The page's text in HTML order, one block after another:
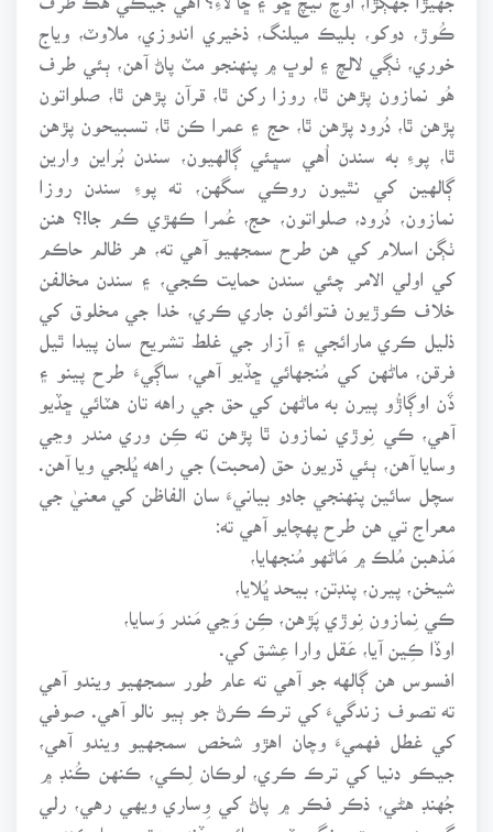
ڪُوڙ، دوکو، بليڪ ميلنگ، ذخيري اندوزي، ملاوٽ، وياج
خوري، ٺڳي لالچ ۽ لوڀ ۾ پنهنجو مٽ پاڻ آهن، ٻئي طرف
هُو نمازون پڙهن ٿا، روزا رکن ٿا، قرآن پڙهن ٿا، صلواتون
پڙهن ٿا، دُرود پڙهن ٿا، حج ۽ عمرا ڪن ٿا، تسبيحون پڙهن
ٿا، پوءِ به سندن اُهي سڀئي ڳالهيون، سندن بُراين وارين
ڳالهين کي نٿيون روڪي سگهن، ته پوءِ سندن روزا
نمازون، دُرود، صلواتون، حج، عُمرا ڪهڙي ڪم جا!؟ هنن
ٺڳن اسلام کي هن طرح سمجهيو آهي ته، هر ظالم حاڪم
کي اولي الامر چئي سندن حمايت ڪجي، ۽ سندن مخالفن
خلاف ڪوڙيون فتوائون جاري ڪري، خدا جي مخلوق کي
ذليل ڪري مارائجي ۽ آزار جي غلط تشريح سان پيدا ٿيل
فرقن، ماڻهن کي مُنجهائي ڇڏيو آهي، ساڳيءَ طرح پينو ۽
ڏَن اوڳاڙُو پيرن به ماڻهن کي حق جي راهه تان هٽائي ڇڏيو
آهي، ڪي نِوڙي نمازون ٿا پڙهن ته ڪِن وري مندر وڃي
وسايا آهن، ٻئي ڌريون حق (محبت) جي راهه ڀُلجي ويا آهن.
سچل سائين پنهنجي جادو بيانيءَ سان الفاظن کي معنيٰ جي
معراج تي هن طرح پهچايو آهي ته:
مَذهبن مُلڪ ۾ مَاڻهو مُنجهايا،
شيخن، پيرن، پنڊتن، بيحد ڀُلايا،
ڪي نِمازون نِوڙي پَڙهن، ڪِن وَڃي مَندر وَسايا،
اوڏا ڪِين آيا، عَقل وارا عِشق کي.
افسوس هن ڳالهه جو آهي ته عام طور سمجهيو ويندو آهي
ته تصوف زندگيءَ کي ترڪ ڪرڻ جو ٻيو نالو آهي. صوفي
کي غطل فهميءَ وچان اهڙو شخص سمجهيو ويندو آهي،
جيڪو دنيا کي ترڪ ڪري، لوڪان لِڪي، ڪنهن ڪُنڊ ۾
جُهنڊ هڻي، ذڪر فڪر ۾ پاڻ کي وِساري ويهي رهي، رلي
ڳچيءَ ۾ ست رنگي ٽوپي پائي، ڏنڊو هٿ ۾ يا ڪندري